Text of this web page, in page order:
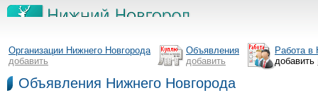
Организации Нижнего Новгорода
добавить
Объявления
добавить
Работа в
добавить
Объявления Нижнего Новгорода